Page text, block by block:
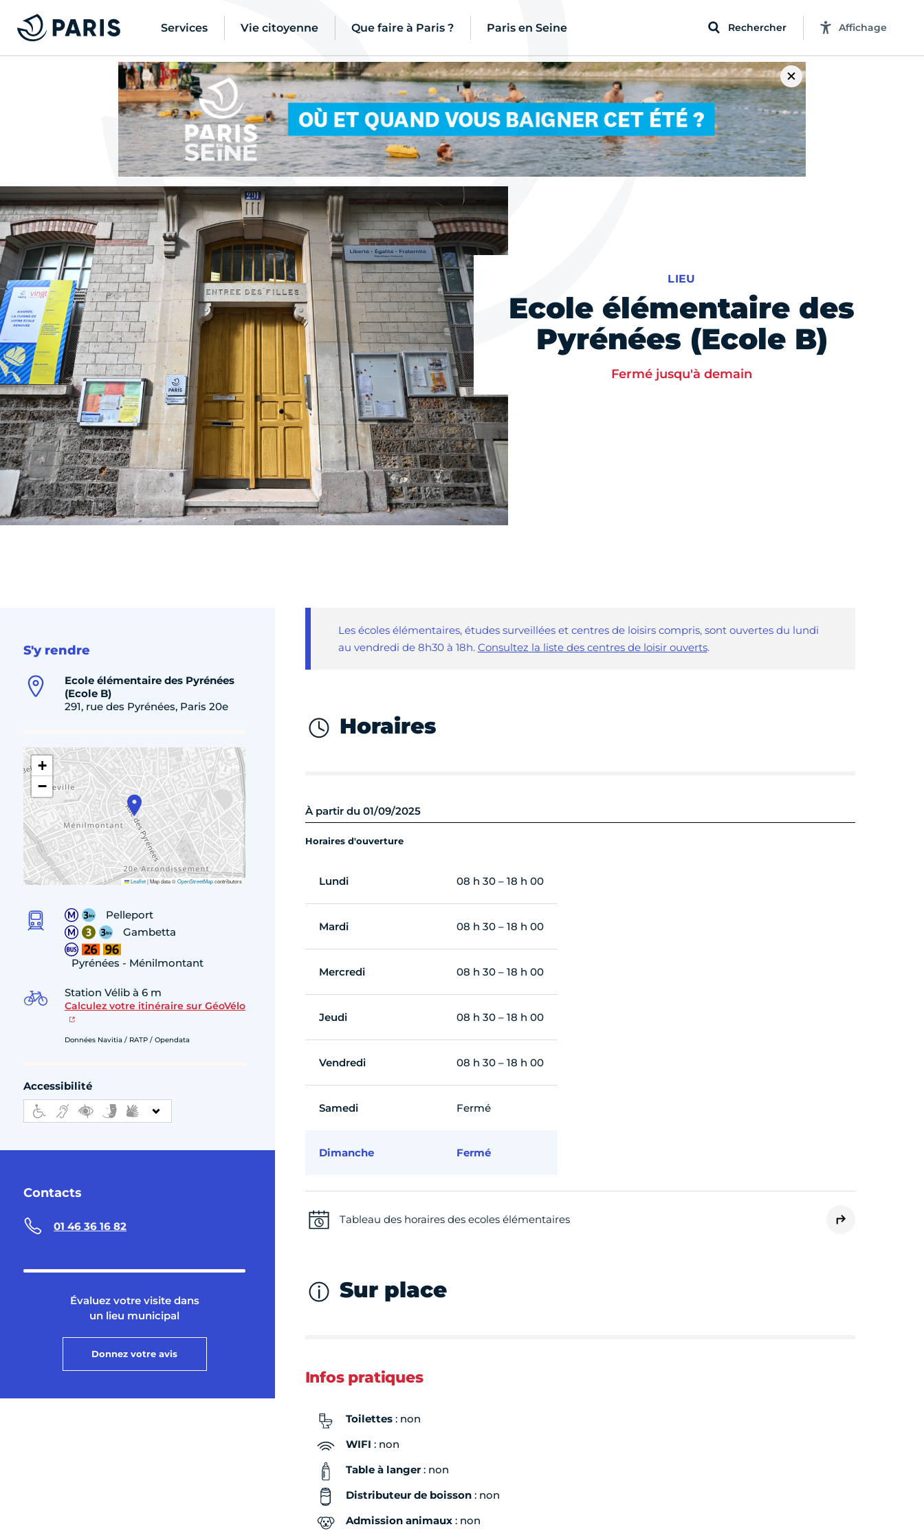
Services Vie citoyenne Que faire à Paris ? Paris en Seine Rechercher Affichage
LIEU
Ecole élémentaire des
Pyrénées (Ecole B)
Fermé jusqu'à demain
S'y rendre
Ecole élémentaire des Pyrénées
(Ecole B)
291, rue des Pyrénées, Paris 20e
+
−
Leaflet|Map data ©OpenStreetMapcontributors
Pelleport
Gambetta
Pyrénées - Ménilmontant
Station Vélib à 6 m
Calculez votre itinéraire sur GéoVélo
Données Navitia / RATP / Opendata
Accessibilité
Contacts
01 46 36 16 82
Évaluez votre visite dans
un lieu municipal
Donnez votre avis
Les écoles élémentaires, études surveillées et centres de loisirs compris, sont ouvertes du lundi
au vendredi de 8h30 à 18h. Consultez la liste des centres de loisir ouverts.
Horaires
À partir du 01/09/2025
Horaires d'ouverture
Lundi 08 h 30 – 18 h 00
Mardi 08 h 30 – 18 h 00
Mercredi 08 h 30 – 18 h 00
Jeudi 08 h 30 – 18 h 00
Vendredi 08 h 30 – 18 h 00
Samedi Fermé
Dimanche Fermé
Tableau des horaires des ecoles élémentaires
Sur place
Infos pratiques
Toilettes: non
WIFI : non
Table à langer: non
Distributeur de boisson: non
Admission animaux: non